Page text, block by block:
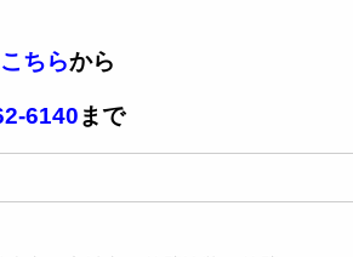
こちらから
6140まで